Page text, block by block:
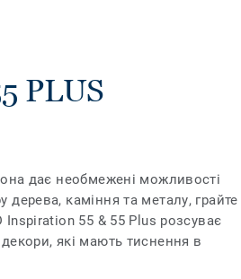
PLUS
дає необмежені можливості
дерева, каміння та металу, грайте
Inspiration 55 & 55 Plus розсуває
які мають тиснення в